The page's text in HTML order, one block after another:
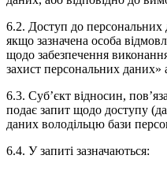
6.2. Доступ до персональних
якщо зазначена особа
щодо забезпечення
захист персональних даних»
6.3. Суб’єкт відносин,
подає запит щодо доступу
даних володільцю бази
6.4. У запиті зазначаються: